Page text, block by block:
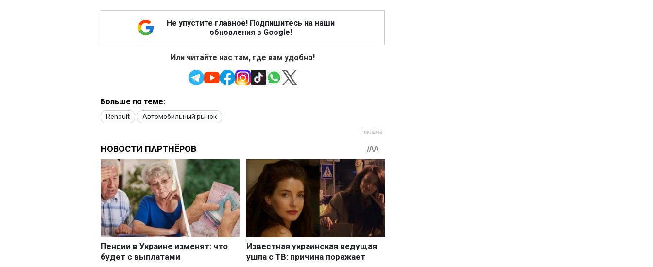
Не упустите главное! Подпишитесь на наши
обновления в Google!
Или читайте нас там, где вам удобно!
Больше по теме:
Renault Автомобильный рынок